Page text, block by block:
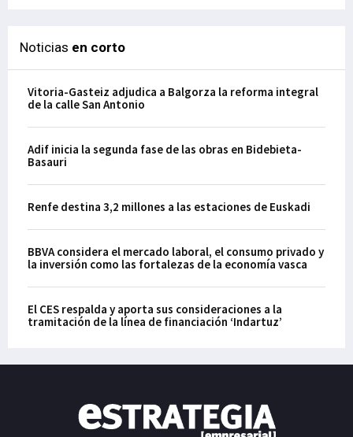
Noticias en corto
Vitoria-Gasteiz adjudica a Balgorza la reforma integral
de la calle San Antonio
Adif inicia la segunda fase de las obras en Bidebieta-
Basauri
Renfe destina 3,2 millones a las estaciones de Euskadi
BBVA considera el mercado laboral, el consumo privado y
la inversión como las fortalezas de la economía vasca
El CES respalda y aporta sus consideraciones a la
tramitación de la línea de financiación ‘Indartuz’